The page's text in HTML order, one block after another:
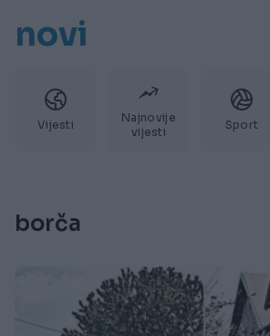
novi
Vijesti
Najnovije
vijesti
Sport
borča